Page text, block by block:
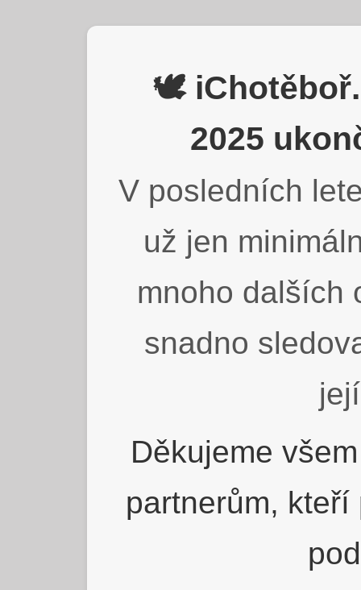
🕊️
2025
V posledních
už jen
mnoho dalších
snadno
Děkujeme
partnerům,